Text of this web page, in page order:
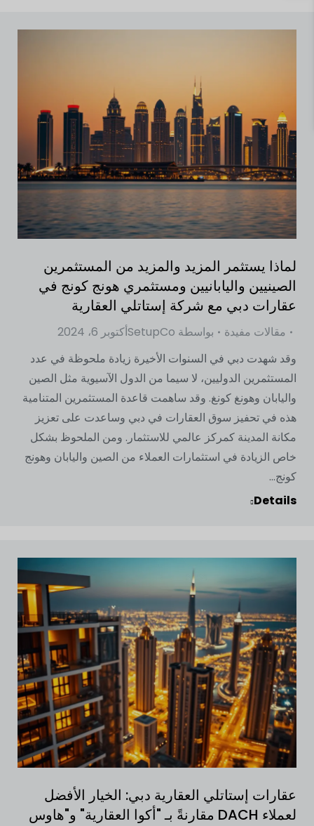
لماذا يستثمر المزيد والمزيد من المستثمرين
الصينيين واليابانيين ومستثمري هونج كونج في
عقارات دبي مع شركة إستاتلي العقارية
مقالات مفيدة بواسطة SetupCoأكتوبر 6، 2024
وقد شهدت دبي في السنوات الأخيرة زيادة ملحوظة في عدد
المستثمرين الدوليين، لا سيما من الدول الآسيوية مثل الصين
واليابان وهونغ كونغ. وقد ساهمت قاعدة المستثمرين المتنامية
هذه في تحفيز سوق العقارات في دبي وساعدت على تعزيز
مكانة المدينة كمركز عالمي للاستثمار. ومن الملحوظ بشكل
خاص الزيادة في استثمارات العملاء من الصين واليابان وهونج
كونج...
Details
عقارات إستاتلي العقارية دبي: الخيار الأفضل
لعملاء DACH مقارنةً بـ "أكوا العقارية" و"هاوس